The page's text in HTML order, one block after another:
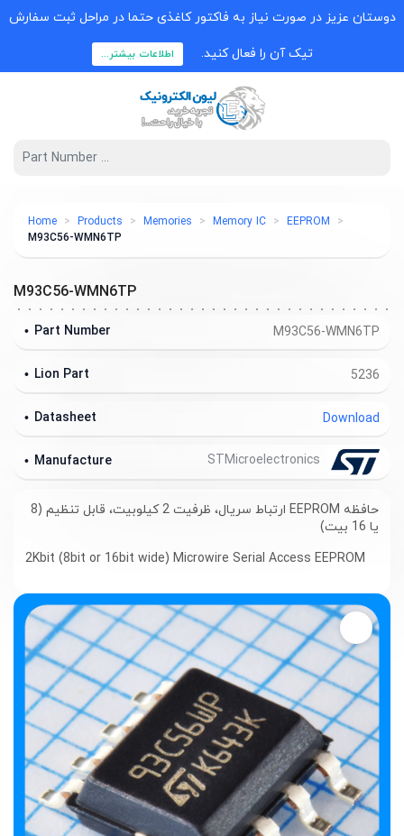
دوستان عزیز در صورت نیاز به فاکتور کاغذی حتما در مراحل ثبت سفارش
تیک آن را فعال کنید. اطلاعات بیشتر...
Home Products Memories Memory IC
EEPROM
M93C56-WMN6TP
M93C56-WMN6TP
M93C56-WMN6TP
Part Number
5236
Lion Part
Download
Datasheet
Manufacture
حافظه EEPROM ارتباط سریال، ظرفیت 2 کیلوبیت، قابل تنظیم (8
یا 16 بیت)
2Kbit (8bit or 16bit wide) Microwire Serial Access EEPROM